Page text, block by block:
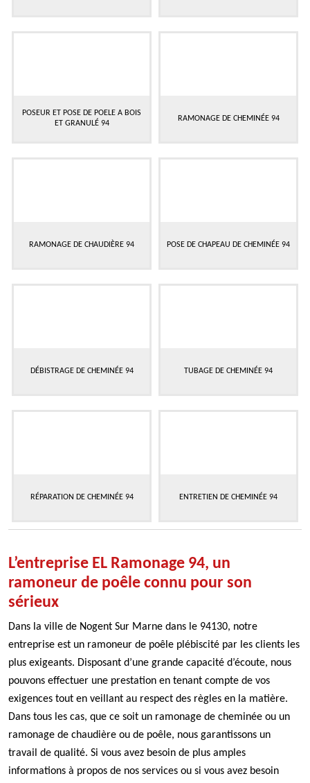
POSEUR ET POSE DE POELE A BOIS
ET GRANULÉ 94
RAMONAGE DE CHEMINÉE 94
RAMONAGE DE CHAUDIÈRE 94 POSE DE CHAPEAU DE CHEMINÉE 94
DÉBISTRAGE DE CHEMINÉE 94 TUBAGE DE CHEMINÉE 94
RÉPARATION DE CHEMINÉE 94 ENTRETIEN DE CHEMINÉE 94
L’entreprise EL Ramonage 94, un
ramoneur de poêle connu pour son
sérieux
Dans la ville de Nogent Sur Marne dans le 94130, notre
entreprise est un ramoneur de poêle plébiscité par les clients les
plus exigeants. Disposant d’une grande capacité d’écoute, nous
pouvons effectuer une prestation en tenant compte de vos
exigences tout en veillant au respect des règles en la matière.
Dans tous les cas, que ce soit un ramonage de cheminée ou un
ramonage de chaudière ou de poêle, nous garantissons un
travail de qualité. Si vous avez besoin de plus amples
informations à propos de nos services ou si vous avez besoin